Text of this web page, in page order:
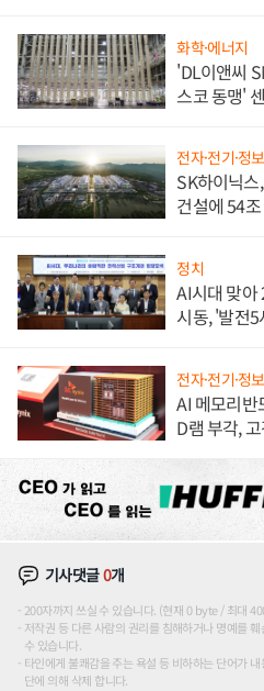
화학·에너지
'DL이앤씨
스코 동맹'
전자·전기·정
SK하이닉
건설에 54
정치
AI시대 맞아
시동, '발전5
전자·전기·정
AI 메모리반
D램 부각,
기사댓글0개
200자까지 쓰실 수 있습니다. (현재 0 byte / 최대
저작권 등 다른 사람의 권리를 침해하거나 명예를
수 있습니다.
타인에게 불쾌감을 주는 욕설 등 비하하는 단어가
단에 의해 삭제 합니다.